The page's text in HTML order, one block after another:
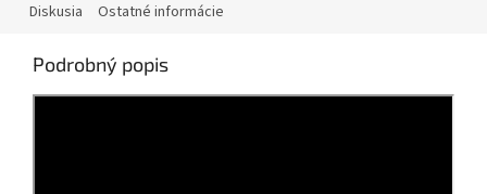
Diskusia Ostatné informácie
Podrobný popis